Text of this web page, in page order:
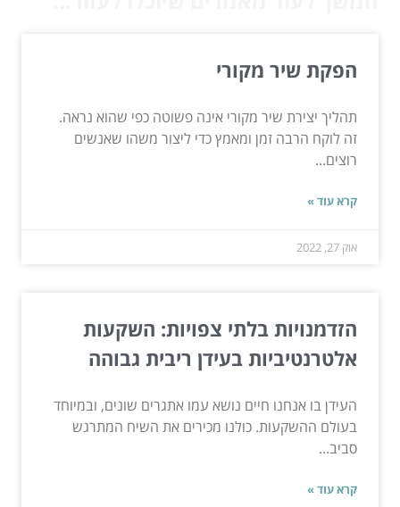
הפקת שיר מקורי
תהליך יצירת שיר מקורי אינה פשוטה כפי שהוא נראה.
זה לוקח הרבה זמן ומאמץ כדי ליצור משהו שאנשים
רוצים...
קרא עוד »
אוק 27, 2022
הזדמנויות בלתי צפויות: השקעות
אלטרנטיביות בעידן ריבית גבוהה
העידן בו אנחנו חיים נושא עמו אתגרים שונים, ובמיוחד
בעולם ההשקעות. כולנו מכירים את השיח המתרגש
סביב...
קרא עוד »